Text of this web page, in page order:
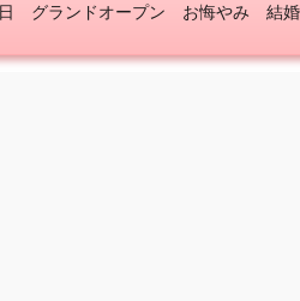
グランドオープン お悔やみ 結